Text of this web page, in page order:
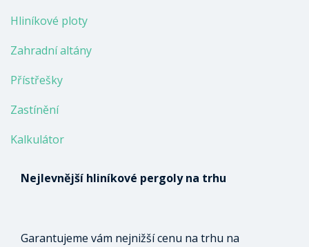
Hliníkové ploty
Zahradní altány
Přístřešky
Zastínění
Kalkulátor
Nejlevnější hliníkové pergoly na trhu
Garantujeme vám nejnižší cenu na trhu na